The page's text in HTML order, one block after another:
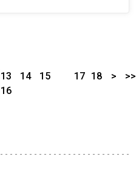
13 14
15
16
17 18 > >>